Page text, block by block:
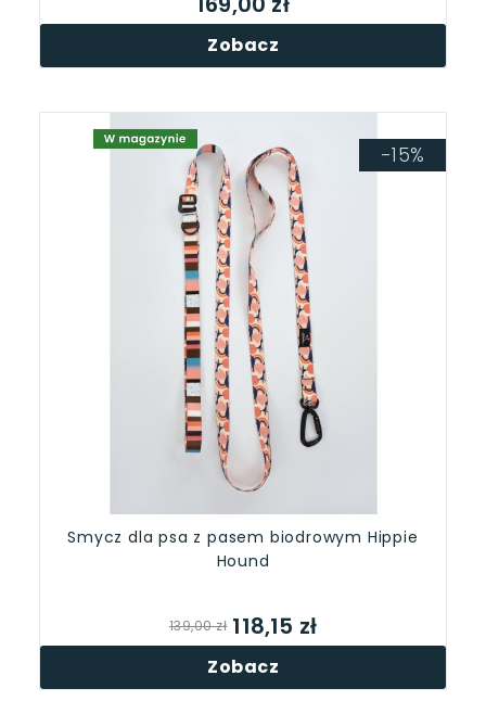
Zobacz
Smycz dla psa z pasem biodrowym Hippie
Hound
139,00 zł
-15%
118,15 zł
Zobacz